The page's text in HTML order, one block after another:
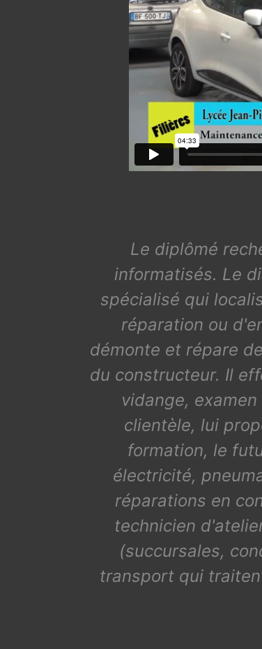
Le diplômé
informatisés. Le
spécialisé qui
réparation ou
démonte et répare
du constructeur. Il
vidange,
clientèle, lui
formation, le
électricité,
réparations en
technicien
(succursales,
transport qui